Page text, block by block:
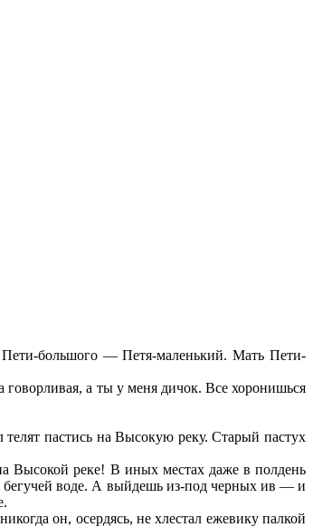
большого — Петя-маленький. Мать Пети-
а ты у меня дичок. Все хоронишься
пастись на Высокую реку. Старый пастух
Высокой реке! В иных местах даже в полдень
воде. А выйдешь из-под черных ив — и
он, осердясь, не хлестал ежевику палкой